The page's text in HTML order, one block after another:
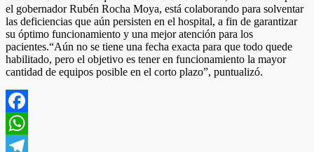
el gobernador Rubén Rocha Moya, está colaborando para solventar
las deficiencias que aún persisten en el hospital, a fin de garantizar
su óptimo funcionamiento y una mejor atención para los
pacientes.“Aún no se tiene una fecha exacta para que todo quede
habilitado, pero el objetivo es tener en funcionamiento la mayor
cantidad de equipos posible en el corto plazo”, puntualizó.
Facebook
WhatsApp